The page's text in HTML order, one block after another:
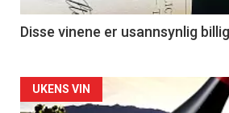
3
Disse vinene er usannsynlig
Forsiden
UKENS VIN